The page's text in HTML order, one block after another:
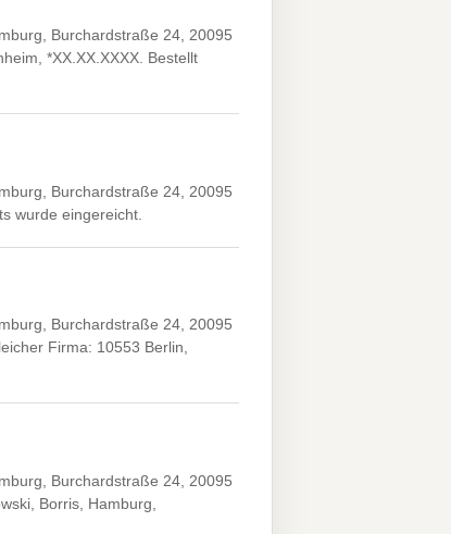
Burchardstraße 24, 20095
*XX.XX.XXXX. Bestellt
Burchardstraße 24, 20095
wurde eingereicht.
Burchardstraße 24, 20095
Firma: 10553 Berlin,
Burchardstraße 24, 20095
Borris, Hamburg,